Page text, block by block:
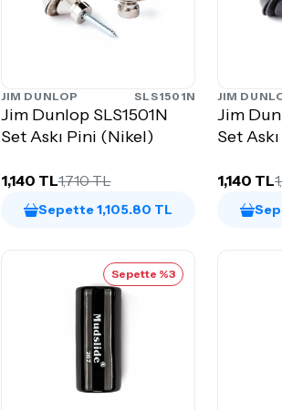
JIM DUNLOP SLS1501N
Jim Dunlop SLS1501N
Set Askı Pini (Nikel)
1,140 TL1,710 TL
Sepette 1,105.80 TL
JIM
Jim
Set
1,140 TL
Sepette %3